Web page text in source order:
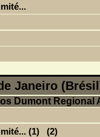
Janeiro
Dumont Regional
(1)
(2)